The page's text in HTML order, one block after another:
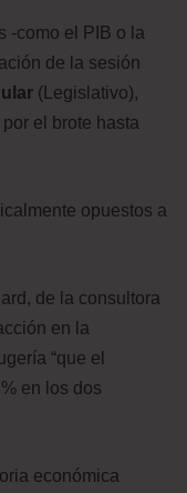
-como el PIB o la
de la sesión
(Legislativo),
el brote hasta
opuestos a
de la consultora
en la
“que el
en los dos
económica